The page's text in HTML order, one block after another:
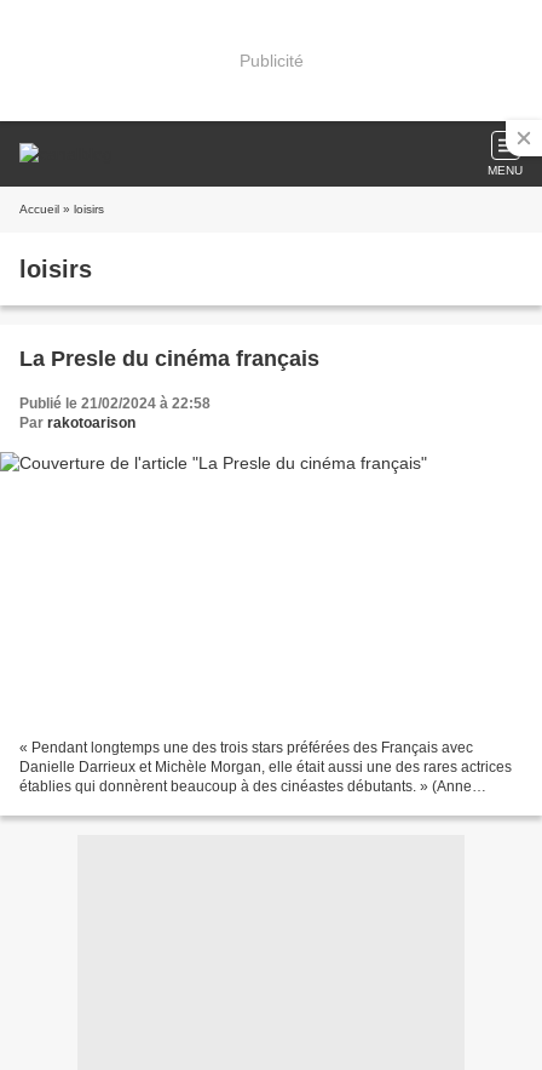
Publicité
MENU
Accueil » loisirs
loisirs
La Presle du cinéma français
Publié le 21/02/2024 à 22:58
Par rakotoarison
« Pendant longtemps une des trois stars préférées des Français avec
Danielle Darrieux et Michèle Morgan, elle était aussi une des rares actrices
établies qui donnèrent beaucoup à des cinéastes débutants. » (Anne